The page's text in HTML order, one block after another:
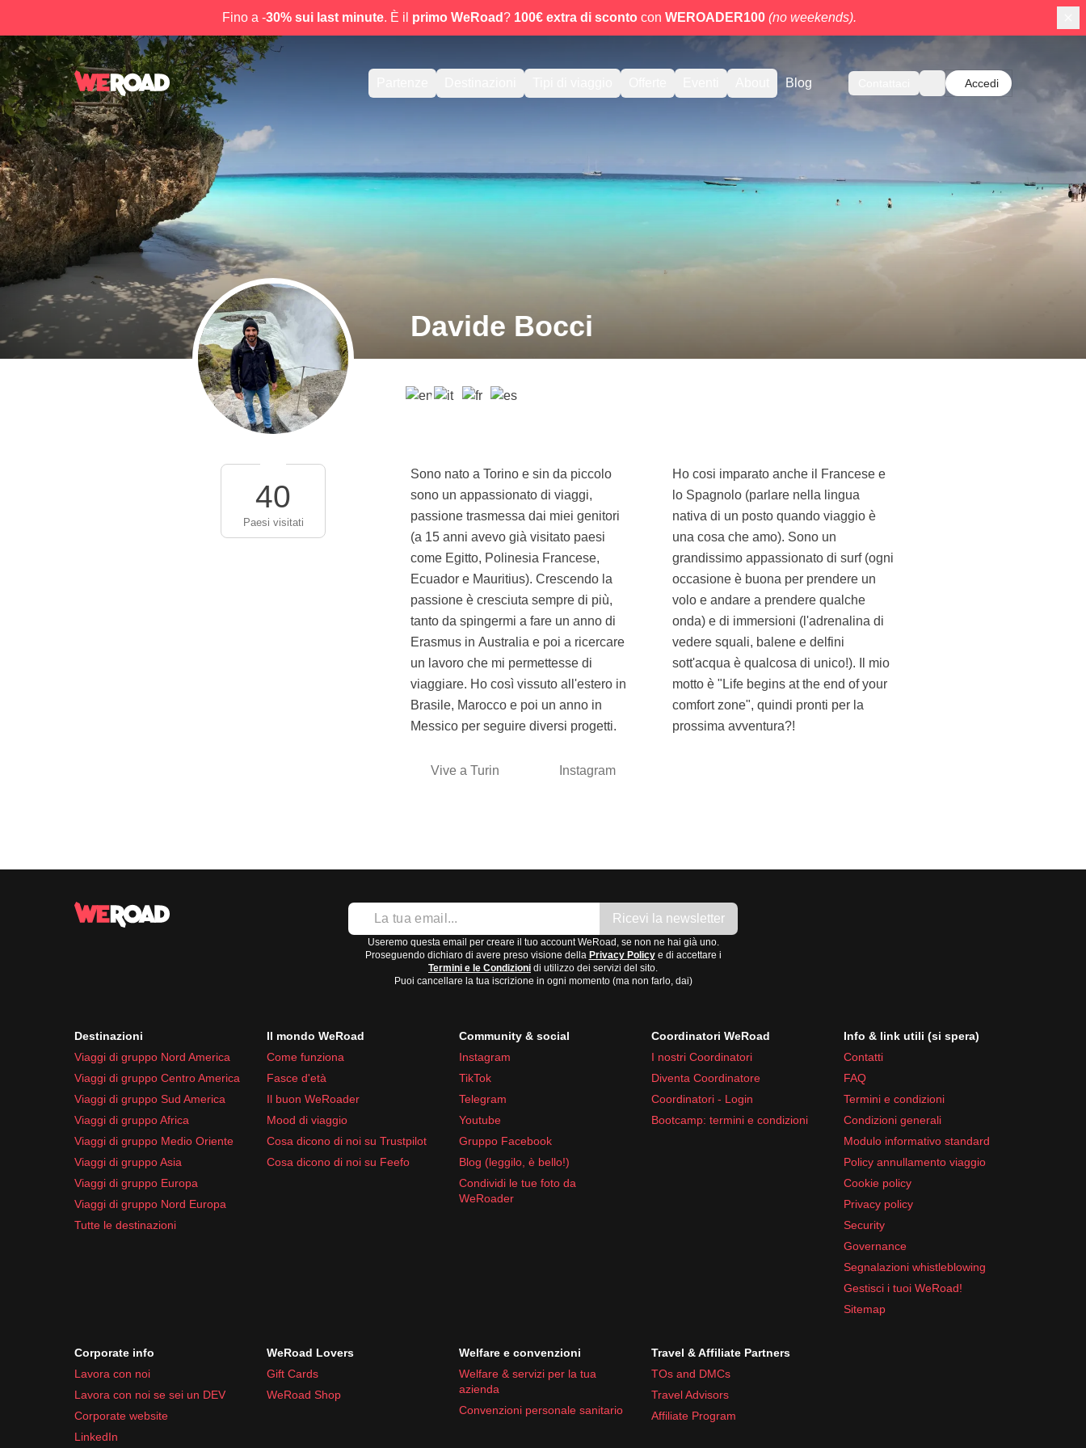
Fino a -30% sui last minute. È il primo WeRoad? 100€ extra di scontocon WEROADER100 (no weekends).
Blog Accedi
Davide Bocci
40
Paesi visitati
Sono nato a Torino e sin da piccolo
sono un appassionato di viaggi,
passione trasmessa dai miei genitori
(a 15 anni avevo già visitato paesi
come Egitto, Polinesia Francese,
Ecuador e Mauritius). Crescendo la
passione è cresciuta sempre di più,
tanto da spingermi a fare un anno di
Erasmus in Australia e poi a ricercare
un lavoro che mi permettesse di
viaggiare. Ho così vissuto all'estero in
Brasile, Marocco e poi un anno in
Messico per seguire diversi progetti.
Ho cosi imparato anche il Francese e
lo Spagnolo (parlare nella lingua
nativa di un posto quando viaggio è
una cosa che amo). Sono un
grandissimo appassionato di surf (ogni
occasione è buona per prendere un
volo e andare a prendere qualche
onda) e di immersioni (l'adrenalina di
vedere squali, balene e delfini
sott'acqua è qualcosa di unico!). Il mio
motto è "Life begins at the end of your
comfort zone", quindi pronti per la
prossima avventura?!
Vive a Turin Instagram
Ricevi la newsletter
Useremo questa email per creare il tuo account WeRoad, se non ne hai già uno.
Proseguendo dichiaro di avere preso visione della Privacy Policye di accettare i
Termini e le Condizioni di utilizzo dei servizi del sito.
Puoi cancellare la tua iscrizione in ogni momento (ma non farlo, dai)
Destinazioni
Viaggi di gruppo Nord America
Viaggi di gruppo Centro America
Viaggi di gruppo Sud America
Viaggi di gruppo Africa
Viaggi di gruppo Medio Oriente
Viaggi di gruppo Asia
Viaggi di gruppo Europa
Viaggi di gruppo Nord Europa
Tutte le destinazioni
Il mondo WeRoad
Come funziona
Fasce d'età
Il buon WeRoader
Mood di viaggio
Cosa dicono di noi su Trustpilot
Cosa dicono di noi su Feefo
Community & social
Instagram
TikTok
Telegram
Youtube
Gruppo Facebook
Blog (leggilo, è bello!)
Condividi le tue foto da
WeRoader
Coordinatori WeRoad
I nostri Coordinatori
Diventa Coordinatore
Coordinatori - Login
Bootcamp: termini e condizioni
Info & link utili (si spera)
Contatti
FAQ
Termini e condizioni
Condizioni generali
Modulo informativo standard
Policy annullamento viaggio
Cookie policy
Privacy policy
Security
Governance
Segnalazioni whistleblowing
Gestisci i tuoi WeRoad!
Sitemap
Corporate info
Lavora con noi
Lavora con noi se sei un DEV
Corporate website
LinkedIn
WeRoad Lovers
Gift Cards
WeRoad Shop
Welfare e convenzioni
Welfare & servizi per la tua
azienda
Convenzioni personale sanitario
Travel & Affiliate Partners
TOs and DMCs
Travel Advisors
Affiliate Program